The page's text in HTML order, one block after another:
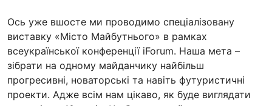
Ось уже вшосте ми проводимо спеціалізовану
виставку «Місто Майбутнього» в рамках
всеукраїнської конференції iForum. Наша мета –
зібрати на одному майданчику найбільш
прогресивні, новаторські та навіть футуристичні
проекти. Адже всім нам цікаво, як буде виглядати